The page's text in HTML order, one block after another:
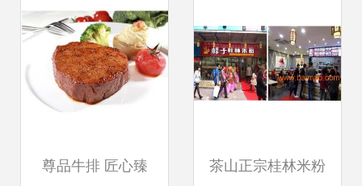
尊品牛排 匠心臻 茶山正宗桂林米粉